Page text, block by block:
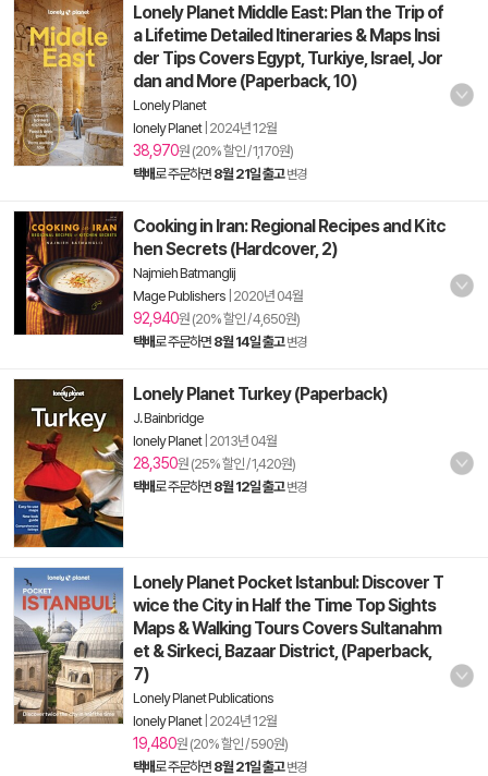
Lonely Planet Middle East: Plan the Trip of
a Lifetime Detailed Itineraries & Maps Insi
der Tips Covers Egypt, Turkiye, Israel, Jor
dan and More (Paperback, 10)
Lonely Planet
lonely Planet| 2024년 12월
38,970원 (20% 할인 / 1,170원)
택배로 주문하면 8월 21일 출고 변경
Cooking in Iran: Regional Recipes and Kitc
hen Secrets (Hardcover, 2)
Najmieh Batmanglij
Mage Publishers 2020년 04월
92,940원 (20% 할인 / 4,650원)
택배로 주문하면 8월 14일 출고 변경
Lonely Planet Turkey (Paperback)
J. Bainbridge
lonely Planet| 2013년 04월
28,350원 (25% 할인 / 1,420원)
택배로 주문하면 8월 12일 출고 변경
Lonely Planet Pocket Istanbul: Discover T
wice the City in Half the Time Top Sights
Maps & Walking Tours Covers Sultanahm
et & Sirkeci, Bazaar District, (Paperback,
7)
Lonely Planet Publications
lonely Planet| 2024년 12월
19,480원 (20% 할인 / 590원)
택배로 주문하면 8월 21일 출고 변경